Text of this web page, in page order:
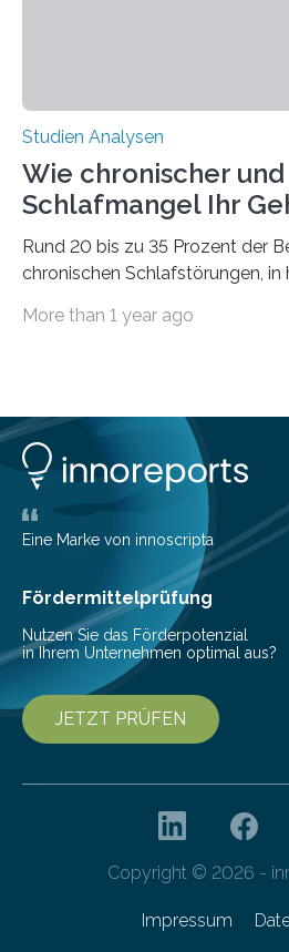
Studien Analysen
Wie chronischer
Schlafmangel Ihr
Rund 20 bis zu 35 Prozent der
chronischen Schlafstörungen,
Erwachsene kennt zudem ein
Forscher:innen konnten in einer
zeigen, dass sich die jeweils
deutlich unterscheiden. Die
wurden im Fachmagazin JAMA
veröffentlicht. „Schlechter…
More than 1 year ago
Eine Marke von innoscripta
Fördermittelprüfung
Nutzen Sie das Förderpotenzial
in Ihrem Unternehmen optimal aus?
JETZT PRÜFEN
Copyright © 2026 -
Impressum